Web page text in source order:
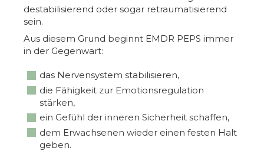
destabilisierend oder sogar retraumatisierend
sein.
Aus diesem Grund beginnt EMDR PEPS immer
in der Gegenwart:
das Nervensystem stabilisieren,
die Fähigkeit zur Emotionsregulation
stärken,
ein Gefühl der inneren Sicherheit schaffen,
dem Erwachsenen wieder einen festen Halt
geben.